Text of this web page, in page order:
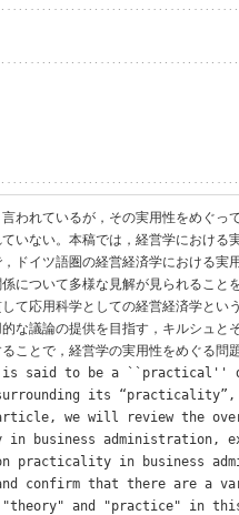
われているが，その実用性をめぐっ
いない。本稿では，経営学における
ドイツ語圏の経営経済学における実
について多様な見解が見られること
て応用科学としての経営経済学とい
な議論の提供を目指す，キルシュと
ことで，経営学の実用性をめぐる問
is said to be a ``practical''
its “practicality”,
we will review the
business administration,
practicality in business
confirm that there are a
"theory" and "practice" in